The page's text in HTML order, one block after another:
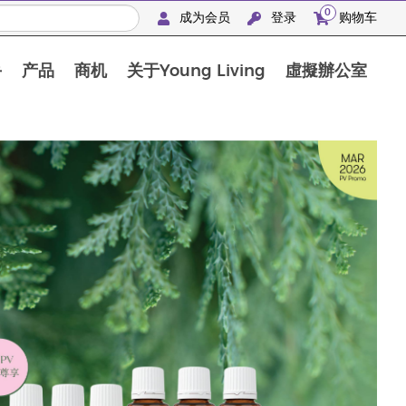
成为会员 登录 0 购物车
产品 商机 关于Young Living 虛擬辦公室